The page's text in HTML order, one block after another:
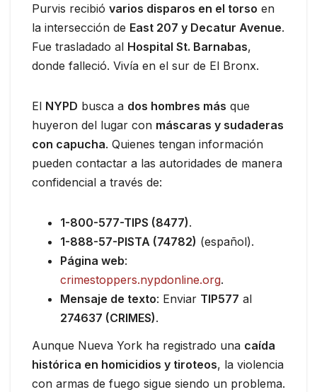
Purvis recibió varios disparos en el torso en
la intersección de East 207 y Decatur Avenue.
Fue trasladado al Hospital St. Barnabas,
donde falleció. Vivía en el sur de El Bronx.
El NYPD busca a dos hombres más que
huyeron del lugar con máscaras y sudaderas
con capucha. Quienes tengan información
pueden contactar a las autoridades de manera
confidencial a través de:
1-800-577-TIPS (8477).
1-888-57-PISTA (74782) (español).
Página web:
crimestoppers.nypdonline.org.
Mensaje de texto: Enviar TIP577 al
274637 (CRIMES).
Aunque Nueva York ha registrado una caída
histórica en homicidios y tiroteos, la violencia
con armas de fuego sigue siendo un problema.